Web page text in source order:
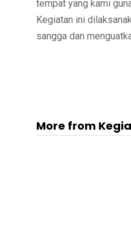
tempat yang kami
Kegiatan ini
sangga dan
More from